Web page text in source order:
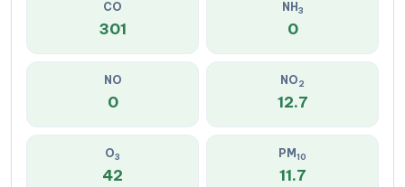
CO
301
NH 3
0
NO
0
NO2
12.7
O3
42
PM 10
11.7